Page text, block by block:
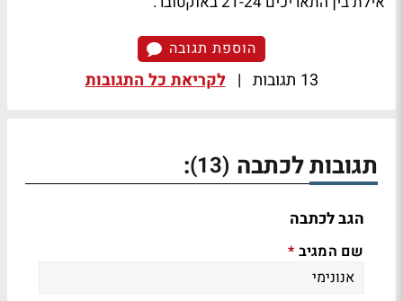
הוספת תגובה
13 תגובות | לקריאת כל התגובות
תגובות לכתבה (13)
:
הגב לכתבה
שם המגיב *